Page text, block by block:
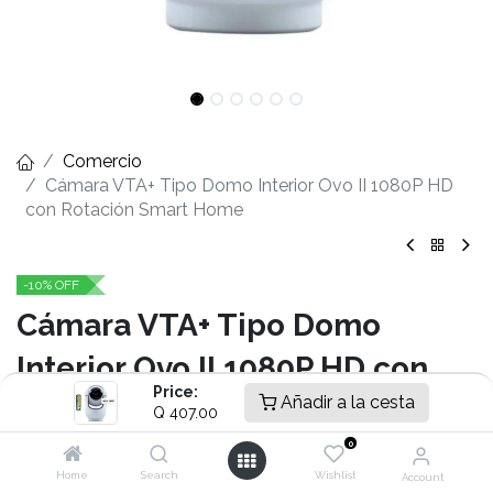
Price:
Q 407.00 Añadir a la cesta
Home Search
0
Wishlist Account
Comercio
Cámara VTA+ Tipo Domo Interior Ovo II 1080P HD
con Rotación Smart Home
-10% OFF
Cámara VTA+ Tipo Domo
Interior Ovo II 1080P HD con
Rotación Smart Home
- Cámara de 3MP Resolución 2K
- Función Modo Privacidad